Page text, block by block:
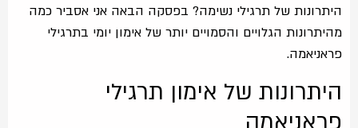
היתרונות של תרגילי נשימה? בפסקה הבאה אני אסביר כמה
מהיתרונות הגלויים והסמויים יותר של אימון יומי בתרגילי
פראניאמה.
היתרונות של אימון תרגילי